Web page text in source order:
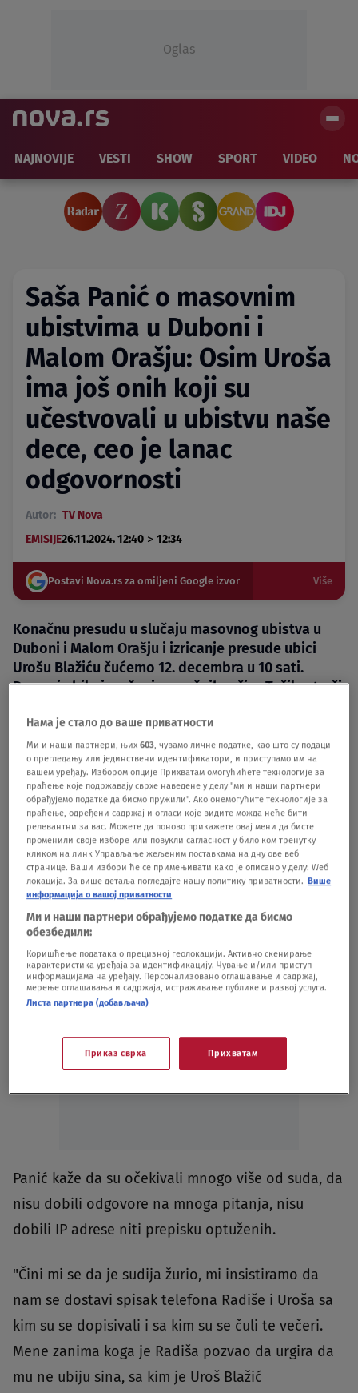
Oglas
NAJNOVIJE VESTI SHOW SPORT VIDEO
Saša Panić o masovnim
ubistvima u Duboni i
Malom Orašju: Osim Uroša
ima još onih koji su
učestvovali u ubistvu naše
dece, ceo je lanac
odgovornosti
Autor: TV Nova
EMISIJE26.11.2024. 12:40 > 12:34
Postavi Nova.rs za omiljeni Google izvor Više
Konačnu presudu u slučaju masovnog ubistva u
Duboni i Malom Orašju i izricanje presude ubici
Urošu Blažiću čućemo 12. decembra u 10 sati.
Danas je bilo iznošenje završnih reči, a Tužilac traži
njegovog oca. Kako pred taj 12. decembar, uz sve
te činjenice izgleda ceo ovaj proces? I kako na to
gledaju porodice ubijenih i ranjenih, što je
verovatno i najvažnije pitanje? O tome danas
razgovaram sa Sašom Panićem, ocem ubijenih,
brata i sestre, Milana i Kristine.
Podeli vest:
Panić kaže da su očekivali mnogo više od suda, da
nisu dobili odgovore na mnoga pitanja, nisu
dobili IP adrese niti prepisku optuženih.
"Čini mi se da je sudija žurio, mi insistiramo da
nam se dostavi spisak telefona Radiše i Uroša sa
kim su se dopisivali i sa kim su se čuli te večeri.
Mene zanima koga je Radiša pozvao da urgira da
mu ne ubiju sina, sa kim je Uroš Blažić
Нама је стало до ваше приватности
Ми и наши партнери, њих603 , чувамо личне податке, као што су подаци
о прегледању или јединствени идентификатори, и приступамо им на
вашем уређају. Избором опције Прихватам омогућићете технологије за
праћење које подржавају сврхе наведене у делу "ми и наши партнери
обрађујемо податке да бисмо пружили". Ако онемогућите технологије за
праћење, одређени садржај и огласи које видите можда неће бити
релевантни за вас. Можете да поново прикажете овај мени да бисте
променили своје изборе или повукли сагласност у било ком тренутку
кликом на линк Управљање жељеним поставкама на дну ове веб
странице. Ваши избори ће се примењивати како је описано у делу: Wеб
локација. За више детаља погледајте нашу политику приватности. Више
информација о вашој приватности
Ми и наши партнери обрађујемо податке да бисмо
обезбедили:
Коришћење података о прецизној геолокацији. Активно скенирање
карактеристика уређаја за идентификацију. Чување и/или приступ
информацијама на уређају. Персонализовано оглашавање и садржај,
мерење оглашавања и садржаја, истраживање публике и развој услуга.
Листа партнера (добављача)
Приказ сврха Прихватам